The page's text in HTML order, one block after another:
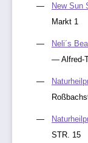
New Sun
Markt 1
Neli´s
— Alfred-
STR. 15